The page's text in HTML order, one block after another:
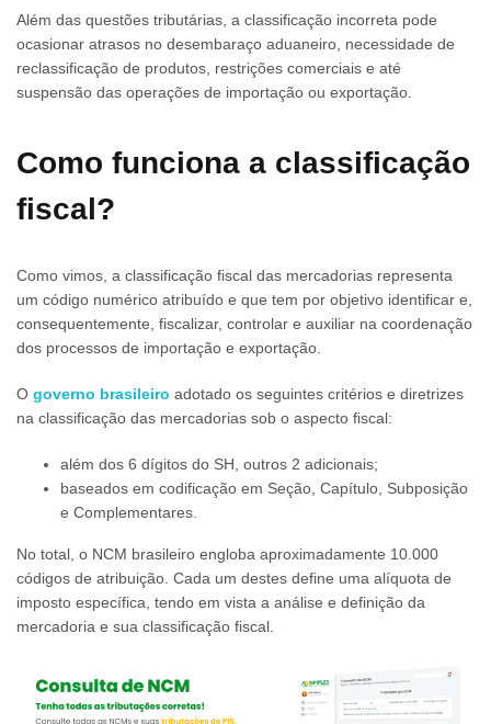
Além das questões tributárias, a classificação incorreta pode
ocasionar atrasos no desembaraço aduaneiro, necessidade de
reclassificação de produtos, restrições comerciais e até
suspensão das operações de importação ou exportação.
Como funciona a classificação
fiscal?
Como vimos, a classificação fiscal das mercadorias representa
um código numérico atribuído e que tem por objetivo identificar e,
consequentemente, fiscalizar, controlar e auxiliar na coordenação
dos processos de importação e exportação.
O governo brasileiro adotado os seguintes critérios e diretrizes
na classificação das mercadorias sob o aspecto fiscal:
além dos 6 dígitos do SH, outros 2 adicionais;
baseados em codificação em Seção, Capítulo, Subposição
e Complementares.
No total, o NCM brasileiro engloba aproximadamente 10.000
códigos de atribuição. Cada um destes define uma alíquota de
imposto específica, tendo em vista a análise e definição da
mercadoria e sua classificação fiscal.